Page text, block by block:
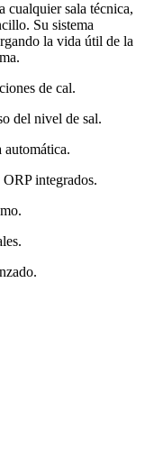
cualquier sala técnica,
Su sistema
la vida útil de la
de cal.
del nivel de sal.
automática.
integrados.